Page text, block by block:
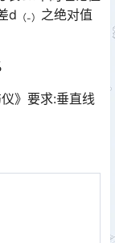
d （-） 之绝对值
》要求:垂直线